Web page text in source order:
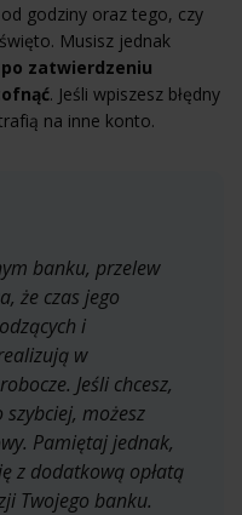
godziny oraz tego, czy
Musisz jednak
po zatwierdzeniu
. Jeśli wpiszesz błędny
na inne konto.
banku, przelew
że czas jego
i
w
Jeśli chcesz,
możesz
Pamiętaj jednak,
z dodatkową opłatą
Twojego banku.